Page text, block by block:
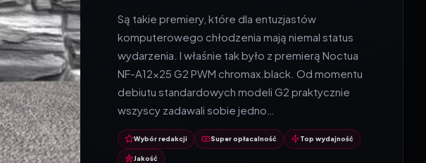
Są takie premiery, które dla entuzjastów
komputerowego chłodzenia mają niemal status
wydarzenia. I właśnie tak było z premierą Noctua
NF-A12x25 G2 PWM chromax.black. Od momentu
debiutu standardowych modeli G2 praktycznie
wszyscy zadawali sobie jedno…
Wybór redakcji Super opłacalność Top wydajność
Jakość